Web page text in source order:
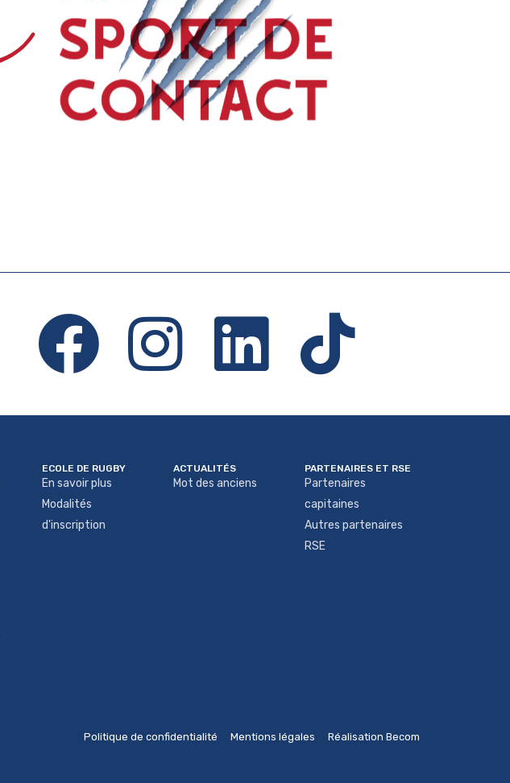
ECOLE DE RUGBY
En savoir plus
Modalités
d'inscription
ACTUALITÉS
Mot des anciens
PARTENAIRES ET RSE
Partenaires
capitaines
Autres partenaires
RSE
Politique de confidentialité Mentions légales Réalisation Becom